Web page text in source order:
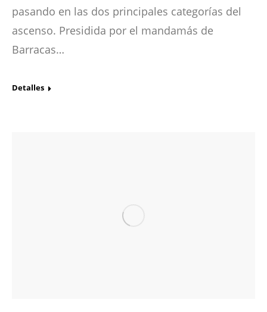
pasando en las dos principales categorías del
ascenso. Presidida por el mandamás de
Barracas…
Detalles